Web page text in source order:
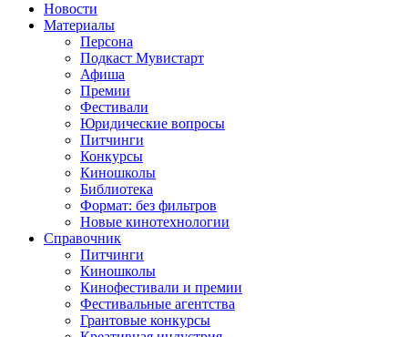
Новости
Материалы
Персона
Подкаст Мувистарт
Афиша
Премии
Фестивали
Юридические вопросы
Питчинги
Конкурсы
Киношколы
Библиотека
Формат: без фильтров
Новые кинотехнологии
Справочник
Питчинги
Киношколы
Кинофестивали и премии
Фестивальные агентства
Грантовые конкурсы